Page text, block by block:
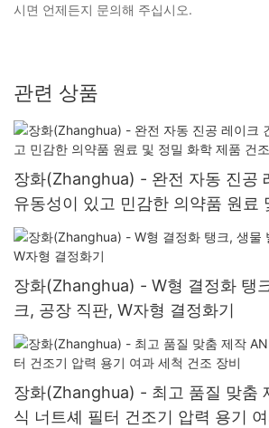
시면 언제든지 문의해 주십시오.
관련 상품
장화(Zhanghua) - 완전 자동 진공
유동성이 있고 민감한 의약품 원료
건조용 패들 건조기
장화(Zhanghua) - W형 결정화 탱
크, 공장 직판, W자형 결정화기
장화(Zhanghua) - 최고 품질 맞춤
식 너트셰 필터 건조기 압력 용기